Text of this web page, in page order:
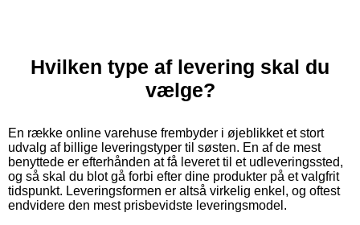
Hvilken type af levering skal du
vælge?
En række online varehuse frembyder i øjeblikket et stort
udvalg af billige leveringstyper til søsten. En af de mest
benyttede er efterhånden at få leveret til et udleveringssted,
og så skal du blot gå forbi efter dine produkter på et valgfrit
tidspunkt. Leveringsformen er altså virkelig enkel, og oftest
endvidere den mest prisbevidste leveringsmodel.